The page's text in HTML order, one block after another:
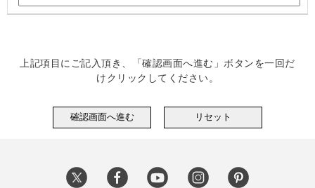
上記項目にご記入頂き、「確認画面へ進む」ボタンを一回だ
けクリックしてください。